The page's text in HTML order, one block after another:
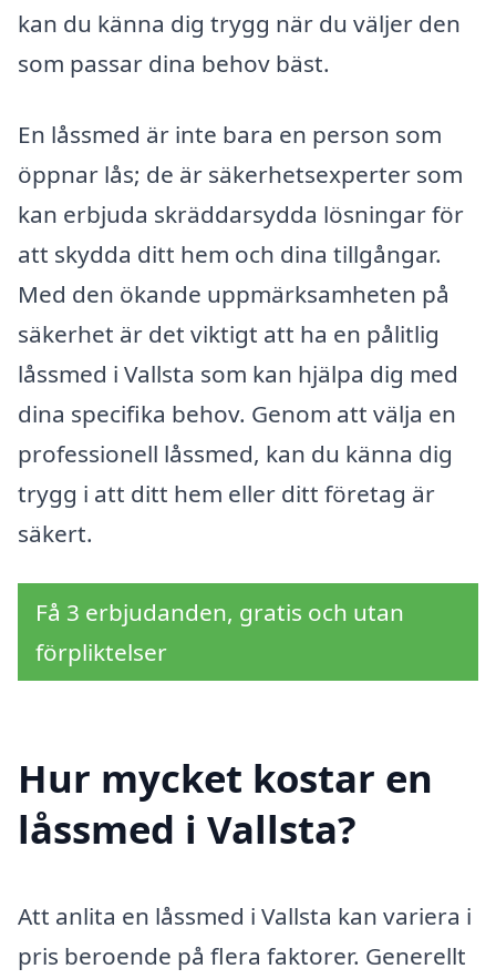
kan du känna dig trygg när du väljer den
som passar dina behov bäst.
En låssmed är inte bara en person som
öppnar lås; de är säkerhetsexperter som
kan erbjuda skräddarsydda lösningar för
att skydda ditt hem och dina tillgångar.
Med den ökande uppmärksamheten på
säkerhet är det viktigt att ha en pålitlig
låssmed i Vallsta som kan hjälpa dig med
dina specifika behov. Genom att välja en
professionell låssmed, kan du känna dig
trygg i att ditt hem eller ditt företag är
säkert.
Få 3 erbjudanden, gratis och utan
förpliktelser
Hur mycket kostar en
låssmed i Vallsta?
Att anlita en låssmed i Vallsta kan variera i
pris beroende på flera faktorer. Generellt